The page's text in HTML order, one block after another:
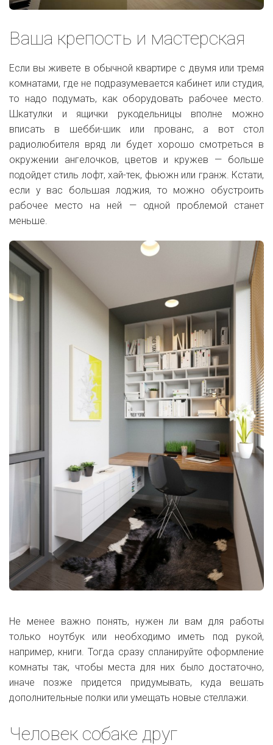
Ваша крепость и мастерская
Если вы живете в обычной квартире с двумя или тремя
комнатами, где не подразумевается кабинет или студия,
то надо подумать, как оборудовать рабочее место.
Шкатулки и ящички рукодельницы вполне можно
вписать в шебби-шик или прованс, а вот стол
радиолюбителя вряд ли будет хорошо смотреться в
окружении ангелочков, цветов и кружев — больше
подойдет стиль лофт, хай-тек, фьюжн или гранж. Кстати,
если у вас большая лоджия, то можно обустроить
рабочее место на ней — одной проблемой станет
меньше.
Не менее важно понять, нужен ли вам для работы
только ноутбук или необходимо иметь под рукой,
например, книги. Тогда сразу спланируйте оформление
комнаты так, чтобы места для них было достаточно,
иначе позже придется придумывать, куда вешать
дополнительные полки или умещать новые стеллажи.
Человек собаке друг